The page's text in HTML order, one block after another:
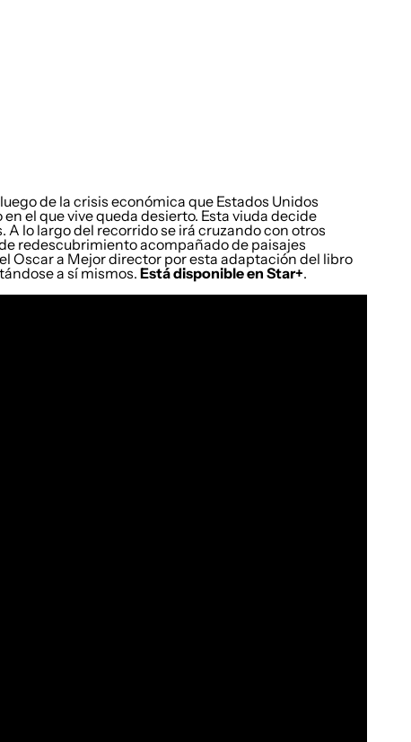
de la crisis económica que Estados Unidos
el que vive queda desierto. Esta viuda decide
lo largo del recorrido se irá cruzando con otros
redescubrimiento acompañado de paisajes
Oscar a Mejor director por esta adaptación del libro
a sí mismos. Está disponible en Star+.